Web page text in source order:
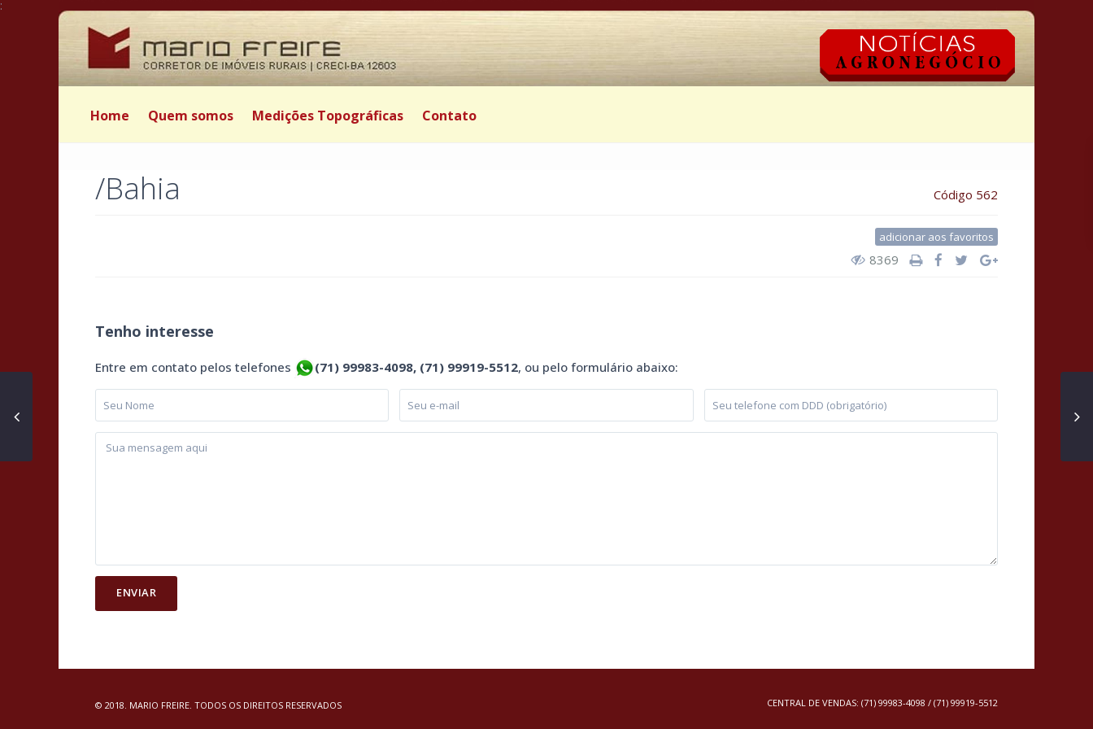
:
Home Quem somos Medições Topográficas Contato
/Bahia Código 562
adicionar aos favoritos
8369
Tenho interesse
Entre em contato pelos telefones (71) 99983-4098, (71) 99919-5512, ou pelo formulário abaixo:
© 2018. MARIO FREIRE. TODOS OS DIREITOS RESERVADOS CENTRAL DE VENDAS: (71) 99983-4098 / (71) 99919-5512